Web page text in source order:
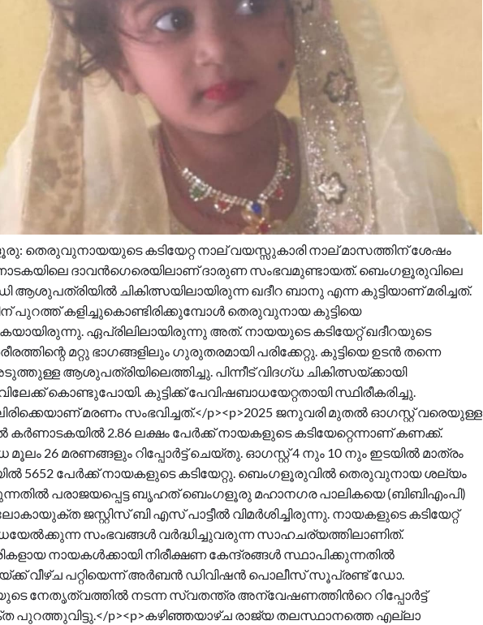
തെരുവുനായയുടെ കടിയേറ്റ നാല് വയസ്സുകാരി നാല് മാസത്തിന് ശേഷം
ദാവൻഗെരെയിലാണ് ദാരുണ സംഭവമുണ്ടായത്. ബെംഗളൂരുവിലെ
ആശുപത്രിയിൽ ചികിത്സയിലായിരുന്ന ഖദീറ ബാനു എന്ന കുട്ടിയാണ് മരിച്ചത്.
പുറത്ത് കളിച്ചുകൊണ്ടിരിക്കുമ്പോൾ തെരുവുനായ കുട്ടിയെ
ഏപ്രിലിലായിരുന്നു അത്. നായയുടെ കടിയേറ്റ് ഖദീറയുടെ
മറ്റു ഭാഗങ്ങളിലും ഗുരുതരമായി പരിക്കേറ്റു. കുട്ടിയെ ഉടൻ തന്നെ
ആശുപത്രിയിലെത്തിച്ചു. പിന്നീട് വിദഗ്ധ ചികിത്സയ്ക്കായി
കൊണ്ടുപോയി. കുട്ടിക്ക് പേവിഷബാധയേറ്റതായി സ്ഥിരീകരിച്ചു.
മരണം സംഭവിച്ചത്.</p><p>2025 ജനുവരി മുതൽ ഓഗസ്റ്റ് വരെയുള്ള
കർണാടകയിൽ 2.86 ലക്ഷം പേർക്ക് നായകളുടെ കടിയേറ്റെന്നാണ് കണക്ക്.
26 മരണങ്ങളും റിപ്പോർട്ട് ചെയ്തു. ഓഗസ്റ്റ് 4 നും 10 നും ഇടയിൽ മാത്രം
5652 പേർക്ക് നായകളുടെ കടിയേറ്റു. ബെംഗളൂരുവിൽ തെരുവുനായ ശല്യം
പരാജയപ്പെട്ട ബൃഹത് ബെംഗളൂരു മഹാനഗര പാലികയെ (ബിബിഎംപി)
ജസ്റ്റിസ് ബി എസ് പാട്ടീൽ വിമർശിച്ചിരുന്നു. നായകളുടെ കടിയേറ്റ്
സംഭവങ്ങൾ വർദ്ധിച്ചുവരുന്ന സാഹചര്യത്തിലാണിത്.
നായകൾക്കായി നിരീക്ഷണ കേന്ദ്രങ്ങൾ സ്ഥാപിക്കുന്നതിൽ
വീഴ്ച പറ്റിയെന്ന് അർബൻ ഡിവിഷൻ പൊലീസ് സൂപ്രണ്ട് ഡോ.
നേതൃത്വത്തിൽ നടന്ന സ്വതന്ത്ര അന്വേഷണത്തിന്‍റെ റിപ്പോർട്ട്
p><p>കഴിഞ്ഞയാഴ്ച രാജ്യ തലസ്ഥാനത്തെ എല്ലാ